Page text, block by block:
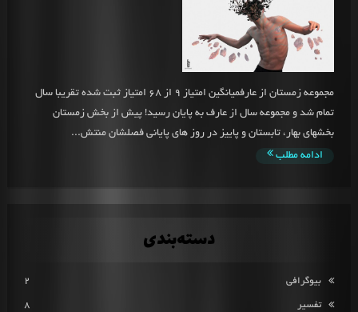
مجموعه زمستان از عارفمیانگین امتیاز 9 از 68 امتیاز ثبت شده تقریبا سال
تمام شد و مجموعه سال از عارف به پایان رسید! پیش از بخش زمستان
بخشهای بهار، تابستان و پاییز در روز های پایانی فصلشان منتش...
ادامه مطلب
دسته‌بندی
بیوگرافی 2
تفسیر 8